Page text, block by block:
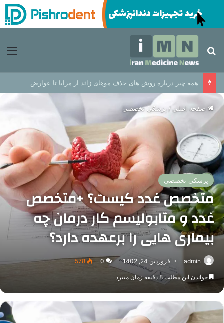
جستجو برای
همه چیز درباره روش های حذف موهای زائد از مزایا تا عوارض
صفحه اصلی /پزشکی تخصصی
پزشکی تخصصی
متخصص غدد کیست؟ +متخصص
غدد و متابولیسم کار درمان چه
بیماری هایی را برعهده دارد؟
admin فروردین 24, 1402 0
578
خواندن این مطلب 8 دقیقه زمان میبرد